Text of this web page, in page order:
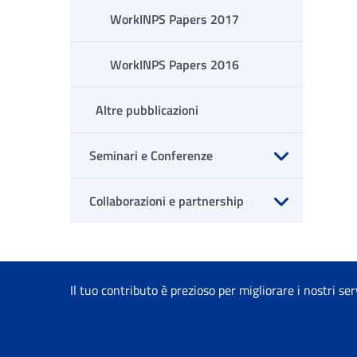
WorkINPS Papers 2017
WorkINPS Papers 2016
Altre pubblicazioni
Seminari e Conferenze
Apri sottomenu
Collaborazioni e partnership
Il tuo contributo è prezioso per migliorare i nostri